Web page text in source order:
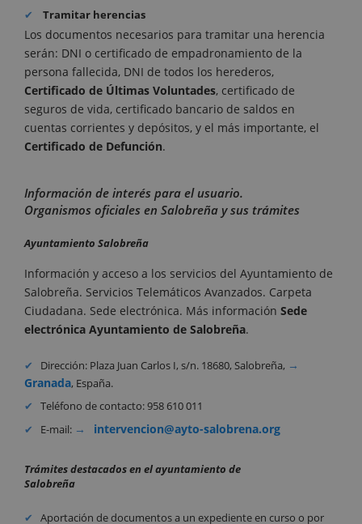
Tramitar herencias
Los documentos necesarios para tramitar una herencia
serán: DNI o certificado de empadronamiento de la
persona fallecida, DNI de todos los herederos,
Certificado de Últimas Voluntades, certificado de
seguros de vida, certificado bancario de saldos en
cuentas corrientes y depósitos, y el más importante, el
Certificado de Defunción.
Información de interés para el usuario.
Organismos oficiales en Salobreña y sus trámites
Ayuntamiento Salobreña
Información y acceso a los servicios del Ayuntamiento de
Salobreña. Servicios Telemáticos Avanzados. Carpeta
Ciudadana. Sede electrónica. Más información Sede
electrónica Ayuntamiento de Salobreña.
Dirección: Plaza Juan Carlos I, s/n. 18680, Salobreña,
Granada, España.
Teléfono de contacto: 958 610 011
E-mail:
intervencion@ayto-salobrena.org
Trámites destacados en el ayuntamiento de
Salobreña
Aportación de documentos a un expediente en curso o por